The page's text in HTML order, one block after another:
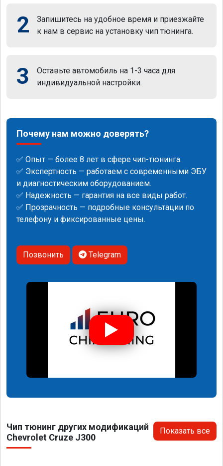
2
Запишитесь на удобное время и приезжайте
к нам в сервис на установку чип тюнинга.
3
Оставьте автомобиль на 1-3 часа для
индивидуальной настройки.
Почему нам можно доверять?
✅ Опыт — более 8 лет в сфере чип-тюнинга.
✅ Экспертность — работаем с современными ЭБУ
и диагностическим оборудованием.
✅ Надежность — гарантия на все виды работ.
✅ Прозрачность — подробные консультации по
телефону и фиксированные цены.
Позвонить Telegram
Чип тюнинг других модификаций
Chevrolet Cruze J300
Показать все